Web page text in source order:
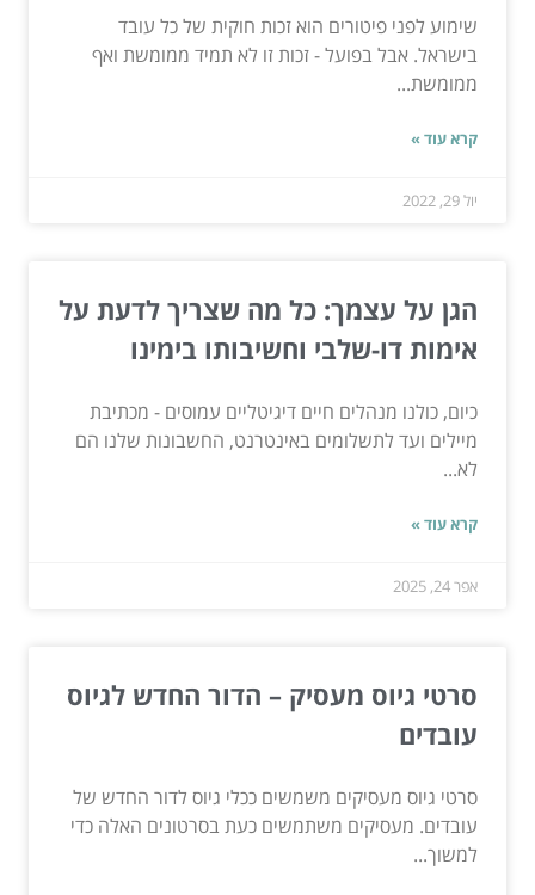
שימוע לפני פיטורים הוא זכות חוקית של כל עובד
בישראל. אבל בפועל - זכות זו לא תמיד ממומשת ואף
ממומשת...
קרא עוד »
יול 29, 2022
הגן על עצמך: כל מה שצריך לדעת על
אימות דו-שלבי וחשיבותו בימינו
כיום, כולנו מנהלים חיים דיגיטליים עמוסים - מכתיבת
מיילים ועד לתשלומים באינטרנט, החשבונות שלנו הם
לא...
קרא עוד »
אפר 24, 2025
סרטי גיוס מעסיק – הדור החדש לגיוס
עובדים
סרטי גיוס מעסיקים משמשים ככלי גיוס לדור החדש של
עובדים. מעסיקים משתמשים כעת בסרטונים האלה כדי
למשוך...